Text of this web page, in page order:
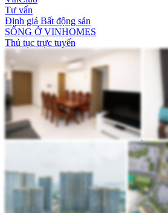
Tư vấn
Định giá Bất động sản
SỐNG Ở VINHOMES
Thủ tục trực tuyến